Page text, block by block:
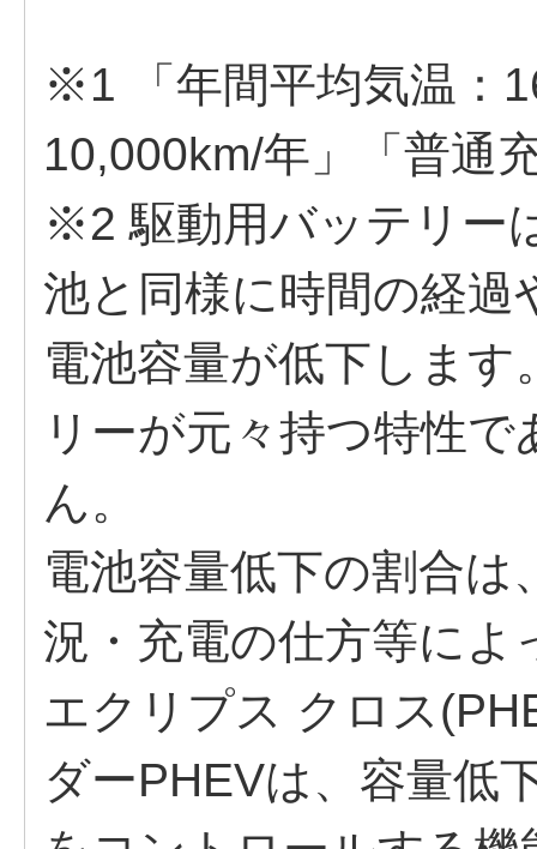
※1 「年間平均気温：
10,000km/年」「普通
※2 駆動用バッテリー
池と同様に時間の経過
電池容量が低下しま
リーが元々持つ特性
ん。
電池容量低下の割合は
況・充電の仕方等によ
エクリプス クロス
ダーPHEVは、容量低